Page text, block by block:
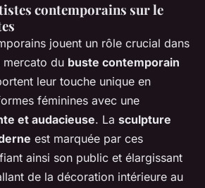
contemporains sur le
jouent un rôle crucial dans
mercato du buste contemporain
leur touche unique en
féminines avec une
et audacieuse. La sculpture
est marquée par ces
ainsi son public et élargissant
de la décoration intérieure au